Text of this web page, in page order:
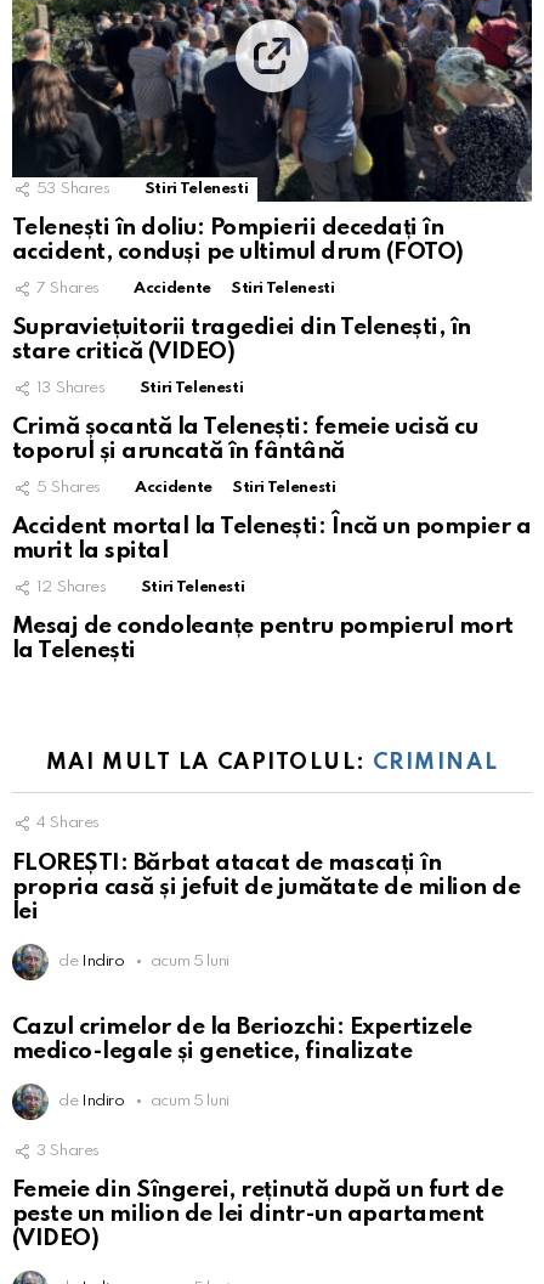
53 Shares Stiri Telenesti
Telenești în doliu: Pompierii decedați în
accident, conduși pe ultimul drum (FOTO)
7 Shares Accidente Stiri Telenesti
Supraviețuitorii tragediei din Telenești, în
stare critică (VIDEO)
13 Shares Stiri Telenesti
Crimă șocantă la Telenești: femeie ucisă cu
toporul și aruncată în fântână
5 Shares Accidente Stiri Telenesti
Accident mortal la Telenești: Încă un pompier a
murit la spital
12 Shares Stiri Telenesti
Mesaj de condoleanțe pentru pompierul mort
la Telenești
MAI MULT LA CAPITOLUL: CRIMINAL
4 Shares
FLOREȘTI: Bărbat atacat de mascați în
propria casă și jefuit de jumătate de milion de
lei
de Indiro acum 5 luni
Cazul crimelor de la Beriozchi: Expertizele
medico-legale și genetice, finalizate
de Indiro acum 5 luni
3 Shares
Femeie din Sîngerei, reținută după un furt de
peste un milion de lei dintr-un apartament
(VIDEO)